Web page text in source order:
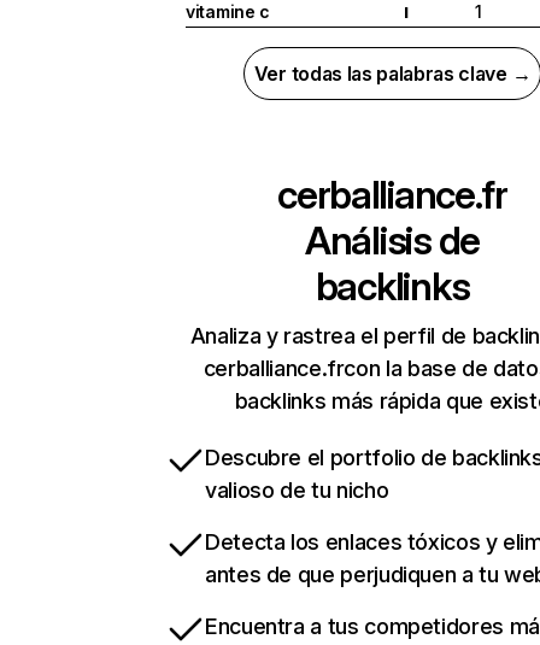
vitamine c
I 1
Ver todas las palabras clave →
cerballiance.fr
Análisis de
backlinks
Analiza y rastrea el perfil de
cerballiance.frcon la base de
backlinks más rápida que
Descubre el portfolio de
valioso de tu nicho
Detecta los enlaces tóxicos y
antes de que perjudiquen a tu
Encuentra a tus competidores